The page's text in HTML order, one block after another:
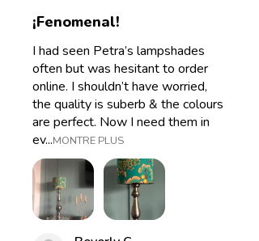
¡Fenomenal!
I had seen Petra’s lampshades
often but was hesitant to order
online. I shouldn’t have worried,
the quality is suberb & the colours
are perfect. Now I need them in
ev...MONTRE PLUS